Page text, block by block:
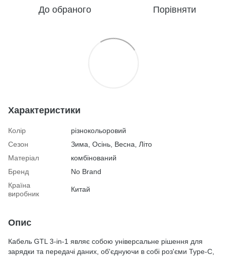
До обраного Порівняти
Характеристики
Колір
різнокольоровий
Сезон
Зима, Осінь, Весна, Літо
Матеріал
комбінований
Бренд
No Brand
Країна
виробник
Китай
Опис
Кабель GTL 3-in-1 являє собою універсальне рішення для
зарядки та передачі даних, об'єднуючи в собі роз'єми Type-C,